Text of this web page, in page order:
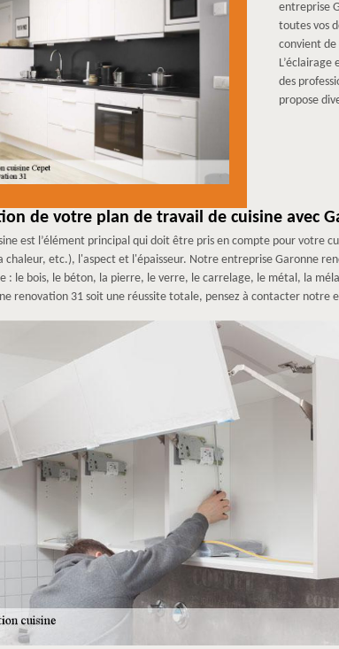
entreprise
toutes vos
convient de
L’éclairage
des
propose
de votre plan de travail de cuisine avec
est l’élément principal qui doit être pris en compte pour
chaleur, etc.), l'aspect et l'épaisseur. Notre entreprise Garonne
: le bois, le béton, la pierre, le verre, le carrelage, le métal, la
renovation 31 soit une réussite totale, pensez à contacter notre